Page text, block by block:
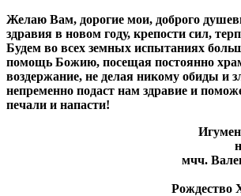
Желаю Вам, дорогие мои, доброго
здравия в новом году, крепости сил,
Будем во всех земных испытаниях
помощь Божию, посещая постоянно
воздержание, не делая никому обиды и
непременно подаст нам здравие и
печали и напасти!
мчч.
Рождество